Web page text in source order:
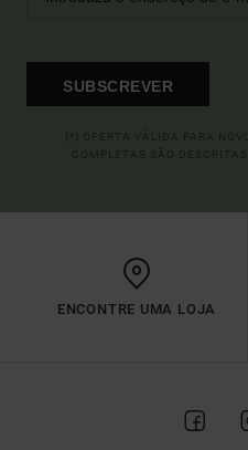
SUBSCREVER
ENCONTRE UMA LOJA